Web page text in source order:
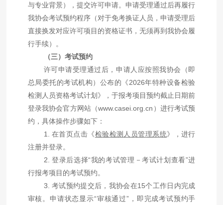
与专业背景），提交许可申请。申请受理通过后再履行
我协会考试预约程序（对于免考换证人员，申请受理后
直接换发对应许可项目的资格证书，无须再到我协会履
行手续）。
（三）考试预约
许可申请受理通过后，申请人应按照我协会（即
总局委托的考试机构）公布的《2026年特种设备检验
检测人员资格考试计划》，于报考项目预约截止日期前
登录我协会官方网站（www.casei.org.cn ）进行考试预
约，具体操作步骤如下：
1. 在首页点击《检验检测人员管理系统》，进行
注册并登录。
2.登录后选择“我的考试管理－考试计划查看”进
行报考项目的考试预约。
3. 考试预约提交后，我协会在15个工作日内完成
审核。申请状态显示“审核通过” ，即完成考试预约手